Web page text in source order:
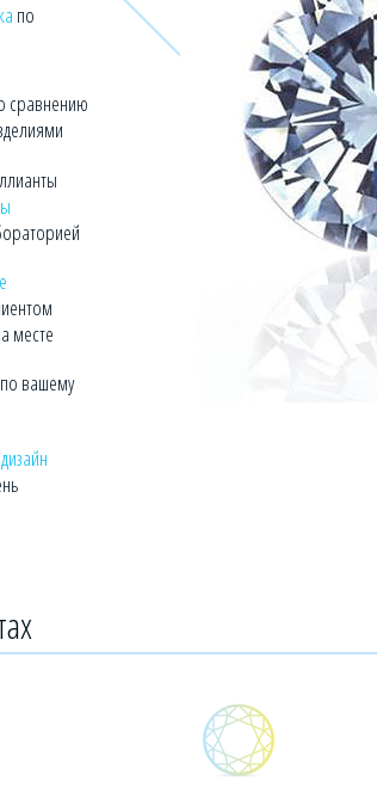
по
сравнению
месте
вашему